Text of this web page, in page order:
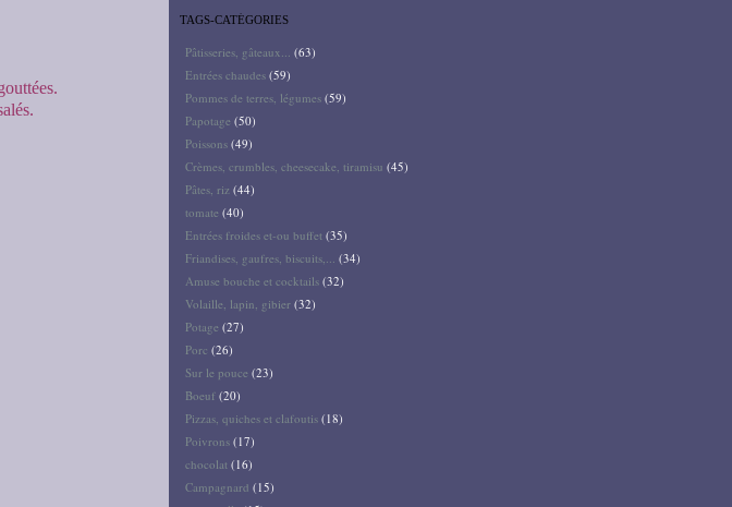
TAGS-CATÉGORIES
Pâtisseries, gâteaux... (63)
Entrées chaudes (59)
Pommes de terres, légumes (59)
Papotage (50)
Poissons (49)
Crèmes, crumbles, cheesecake, tiramisu (45)
Pâtes, riz (44)
tomate (40)
Entrées froides et-ou buffet (35)
Friandises, gaufres, biscuits,... (34)
Amuse bouche et cocktails (32)
Volaille, lapin, gibier (32)
Potage (27)
Porc (26)
Sur le pouce (23)
Boeuf (20)
Pizzas, quiches et clafoutis (18)
Poivrons (17)
chocolat (16)
Campagnard (15)